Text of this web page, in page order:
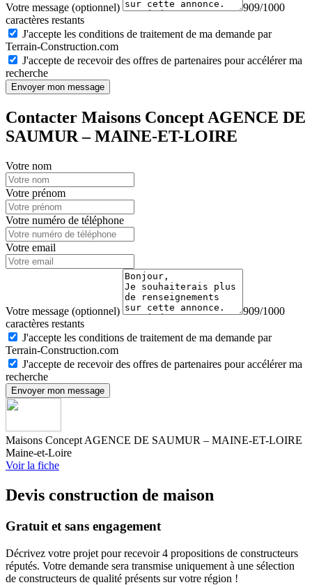
Votre message (optionnel)
909/1000
caractères restants
J'accepte les conditions de traitement de ma demande par
Terrain-Construction.com
J'accepte de recevoir des offres de partenaires pour accélérer ma
recherche
Envoyer mon message
Contacter Maisons Concept AGENCE DE
SAUMUR – MAINE-ET-LOIRE
Votre nom
Votre prénom
Votre numéro de téléphone
Votre email
Votre message (optionnel)
909/1000
caractères restants
J'accepte les conditions de traitement de ma demande par
Terrain-Construction.com
J'accepte de recevoir des offres de partenaires pour accélérer ma
recherche
Envoyer mon message
Maisons Concept AGENCE DE SAUMUR – MAINE-ET-LOIRE
Maine-et-Loire
Voir la fiche
Devis construction de maison
Gratuit et sans engagement
Décrivez votre projet pour recevoir 4 propositions de constructeurs
réputés. Votre demande sera transmise uniquement à une sélection
de constructeurs de qualité présents sur votre région !